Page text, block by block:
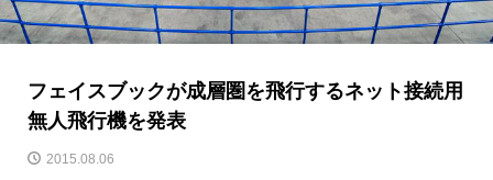
フェイスブックが成層圏を飛行するネット接続用
無人飛行機を発表
2015.08.06